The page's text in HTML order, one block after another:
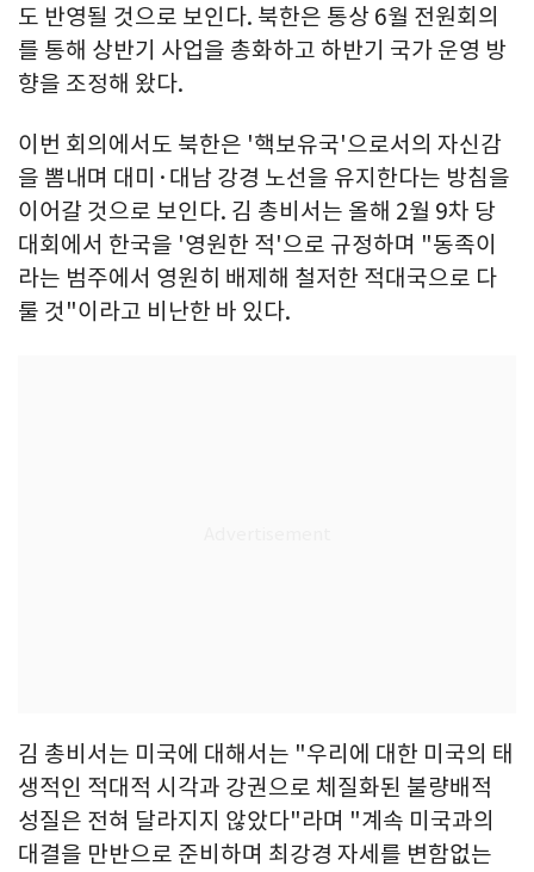
도 반영될 것으로 보인다. 북한은 통상 6월 전원회의
를 통해 상반기 사업을 총화하고 하반기 국가 운영 방
향을 조정해 왔다.
이번 회의에서도 북한은 '핵보유국'으로서의 자신감
을 뽐내며 대미·대남 강경 노선을 유지한다는 방침을
이어갈 것으로 보인다. 김 총비서는 올해 2월 9차 당
대회에서 한국을 '영원한 적'으로 규정하며 "동족이
라는 범주에서 영원히 배제해 철저한 적대국으로 다
룰 것"이라고 비난한 바 있다.
김 총비서는 미국에 대해서는 "우리에 대한 미국의 태
생적인 적대적 시각과 강권으로 체질화된 불량배적
성질은 전혀 달라지지 않았다"라며 "계속 미국과의
대결을 만반으로 준비하며 최강경 자세를 변함없는